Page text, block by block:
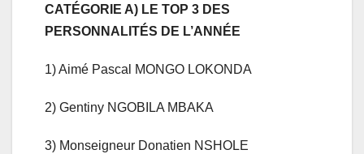
CATÉGORIE A) LE TOP 3 DES
PERSONNALITÉS DE L’ANNÉE
1) Aimé Pascal MONGO LOKONDA
2) Gentiny NGOBILA MBAKA
3) Monseigneur Donatien NSHOLE